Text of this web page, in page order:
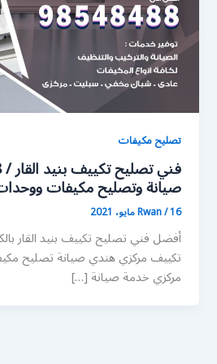
تصليح مكيفات
صيانة وتصليح مكيفات
Rwan/16 مايو، 2021
أفضل فني تصليح تكييف بنيد القار
تكييف مركزي هندي صيانة تصليح
مركزي خدمة صيانة […]